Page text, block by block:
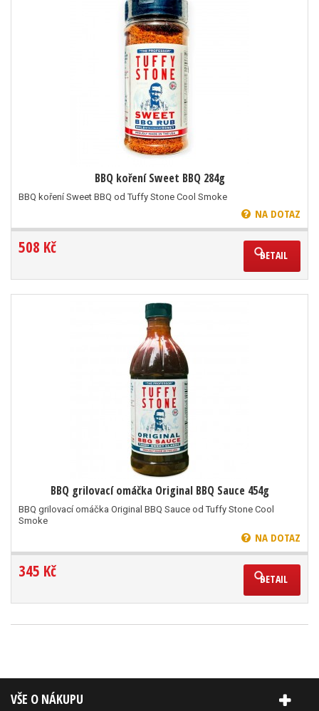
BBQ koření Sweet BBQ 284g
BBQ koření Sweet BBQ od Tuffy Stone Cool Smoke
NA DOTAZ
508 Kč DETAIL
BBQ grilovací omáčka Original BBQ Sauce 454g
BBQ grilovací omáčka Original BBQ Sauce od Tuffy Stone Cool
Smoke
NA DOTAZ
345 Kč DETAIL
VŠE O NÁKUPU